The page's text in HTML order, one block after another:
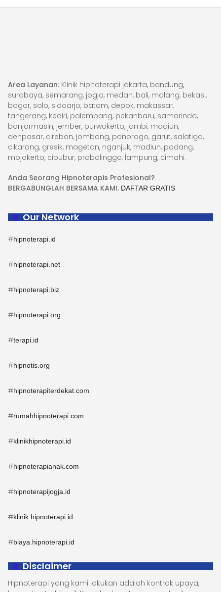
Area Layanan: Klinik hipnoterapi jakarta, bandung,
surabaya, semarang, jogja, medan, bali, malang, bekasi,
bogor, solo, sidoarjo, batam, depok, makassar,
tangerang, kediri, palembang, pekanbaru, samarinda,
banjarmasin, jember, purwokerto, jambi, madiun,
denpasar, cirebon, jombang, ponorogo, garut, salatiga,
cikarang, gresik, magetan, nganjuk, madiun, padang,
mojokerto, cibubur, probolinggo, lampung, cimahi.
Anda Seorang Hipnoterapis Profesional?
BERGABUNGLAH BERSAMA KAMI. DAFTAR GRATIS
Our Network
#hipnoterapi.id
#hipnoterapi.net
#hipnoterapi.biz
#hipnoterapi.org
#terapi.id
#hipnotis.org
#hipnoterapiterdekat.com
#rumahhipnoterapi.com
#klinikhipnoterapi.id
#hipnoterapianak.com
#hipnoterapijogja.id
#klinik.hipnoterapi.id
#biaya.hipnoterapi.id
Disclaimer
Hipnoterapi yang kami lakukan adalah kontrak upaya,